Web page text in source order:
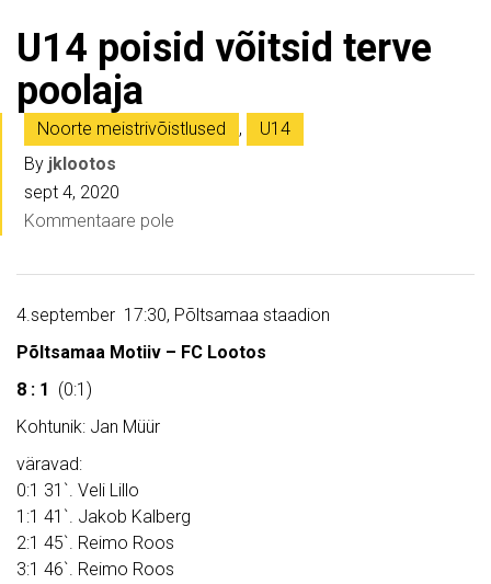
U14 poisid võitsid terve
poolaja
Noorte meistrivõistlused ,
U14
By jklootos
sept 4, 2020
Kommentaare pole
4.september 17:30, Põltsamaa staadion
Põltsamaa Motiiv – FC Lootos
8 : 1 (0:1)
Kohtunik: Jan Müür
väravad:
0:1 31`. Veli Lillo
1:1 41`. Jakob Kalberg
2:1 45`. Reimo Roos
3:1 46`. Reimo Roos